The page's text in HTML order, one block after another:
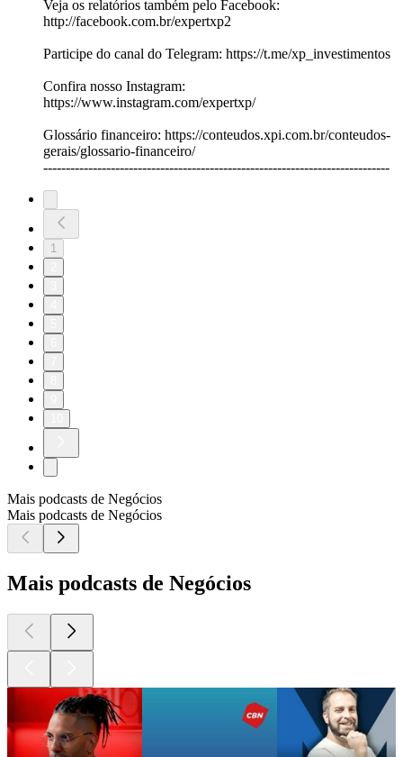
Veja os relatórios também pelo Facebook:
http://facebook.com.br/expertxp2
Participe do canal do Telegram: https://t.me/xp_investimentos
Confira nosso Instagram:
https://www.instagram.com/expertxp/
Glossário financeiro: https://conteudos.xpi.com.br/conteudos-
gerais/glossario-financeiro/
-----------------------------------------------------------------------------
1
Mais podcasts de Negócios
Mais podcasts de Negócios
Mais podcasts de Negócios